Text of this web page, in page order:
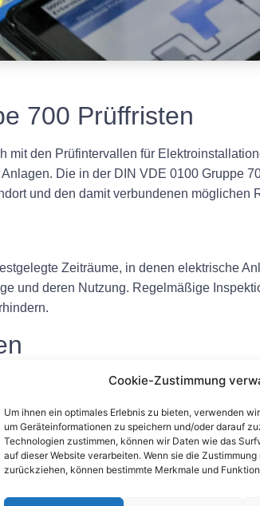
Cookie-Zustimmung
Um ihnen ein optimales Erlebnis zu bieten, verwenden
um Geräteinformationen zu speichern und/oder darauf
Technologien zustimmen, können wir Daten wie das
auf dieser Website verarbeiten. Wenn sie die
zurückziehen, können bestimmte Merkmale und
700 Prüffristen
mit den Prüfintervallen für
Die in der DIN VDE 0100 Gruppe
und den damit verbundenen möglichen
Zeiträume, in denen elektrische
und deren Nutzung. Regelmäßige
Arten von Prüfungen festgelegt,
der Anlage werden
der Anlage zu gewährleisten.